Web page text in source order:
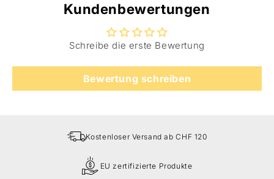
Kundenbewertungen
Schreibe die erste Bewertung
Bewertung schreiben
Kostenloser Versand ab CHF 120
EU zertifizierte Produkte